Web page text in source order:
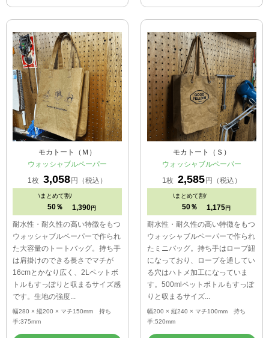
モカトート（Ｍ）
ウォッシャブルペーパー
1枚 3,058円（税込）
\まとめて割/
50％ 1,390 円
耐水性・耐久性の高い特徴をもつ
ウォッシャブルペーパーで作られ
た大容量のトートバッグ。持ち手
は肩掛けのできる長さでマチが
16cmとかなり広く、2Lペットボ
トルもすっぽりと収まるサイズ感
です。生地の強度...
幅280 × 縦200 × マチ150mm 持ち
手:375mm
モカトート（Ｓ）
ウォッシャブルペーパー
1枚 2,585円（税込）
\まとめて割/
50％ 1,175 円
耐水性・耐久性の高い特徴をもつ
ウォッシャブルペーパーで作られ
たミニバッグ。持ち手はロープ紐
になっており、ロープを通してい
る穴はハトメ加工になっていま
す。500mlペットボトルもすっぽ
りと収まるサイズ...
幅200 × 縦240 × マチ100mm 持ち
手:520mm